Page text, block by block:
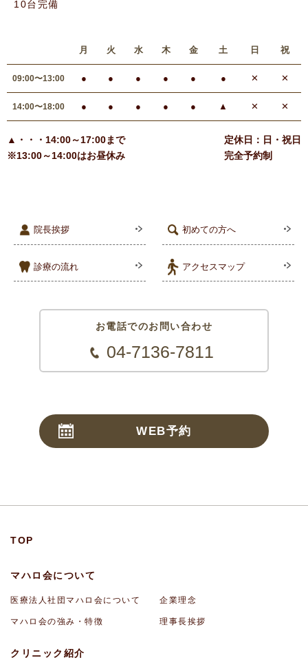
院長挨拶 初めての方へ
診療の流れ アクセスマップ
10台完備
月 火 水 木 金 土 日 祝
09:00〜13:00 ● ● ● ● ● ● ✕ ✕
14:00〜18:00 ● ● ● ● ● ▲ ✕ ✕
▲・・・14:00～17:00まで
※13:00～14:00はお昼休み
定休日：日・祝日
完全予約制
お電話でのお問い合わせ
04-7136-7811
WEB予約
TOP
マハロ会について
医療法人社団マハロ会について 企業理念
マハロ会の強み・特徴 理事長挨拶
クリニック紹介